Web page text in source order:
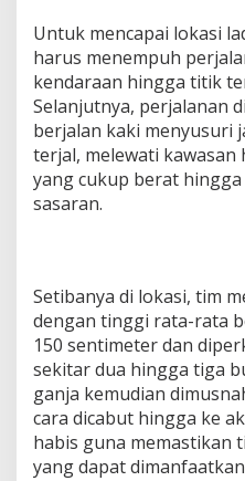
n
g
U
e
,
A
c
h
r
Untuk mencapai lokasi
harus menempuh
kendaraan hingga titik
Selanjutnya, perjalanan
berjalan kaki menyusuri
terjal, melewati kawasan
yang cukup berat
sasaran.
Setibanya di lokasi, tim
dengan tinggi rata-rata
150 sentimeter dan
sekitar dua hingga tiga
ganja kemudian
cara dicabut hingga ke
habis guna memastikan
yang dapat